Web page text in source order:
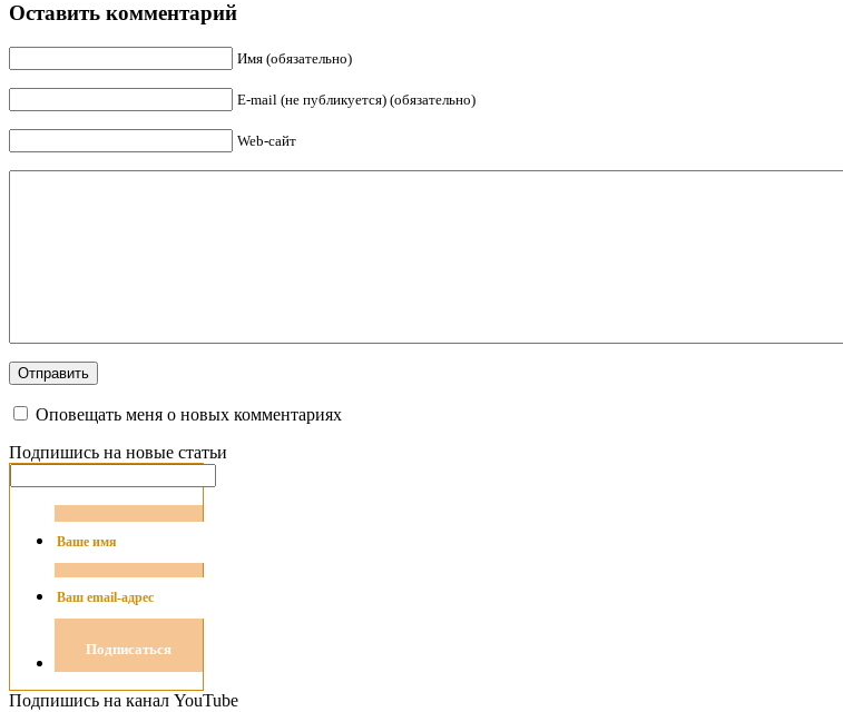
Оставить комментарий
Имя (обязательно)
E-mail (не публикуется) (обязательно)
Web-сайт
Оповещать меня о новых комментариях
Подпишись на новые статьи
Подпишись на канал YouTube